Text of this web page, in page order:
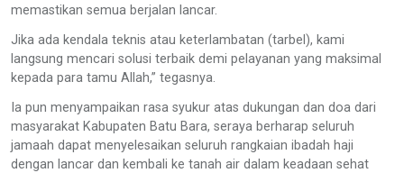
memastikan semua berjalan lancar.
Jika ada kendala teknis atau keterlambatan (tarbel), kami
langsung mencari solusi terbaik demi pelayanan yang maksimal
kepada para tamu Allah,” tegasnya.
Ia pun menyampaikan rasa syukur atas dukungan dan doa dari
masyarakat Kabupaten Batu Bara, seraya berharap seluruh
jamaah dapat menyelesaikan seluruh rangkaian ibadah haji
dengan lancar dan kembali ke tanah air dalam keadaan sehat